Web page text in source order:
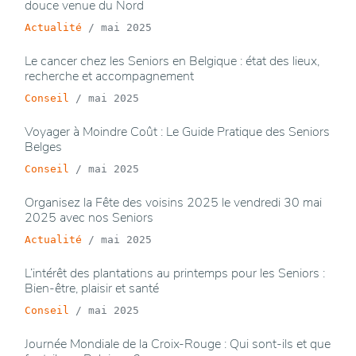
douce venue du Nord
Actualité / mai 2025
Le cancer chez les Seniors en Belgique : état des lieux,
recherche et accompagnement
Conseil / mai 2025
Voyager à Moindre Coût : Le Guide Pratique des Seniors
Belges
Conseil / mai 2025
Organisez la Fête des voisins 2025 le vendredi 30 mai
2025 avec nos Seniors
Actualité / mai 2025
L’intérêt des plantations au printemps pour les Seniors :
Bien-être, plaisir et santé
Conseil / mai 2025
Journée Mondiale de la Croix-Rouge : Qui sont-ils et que